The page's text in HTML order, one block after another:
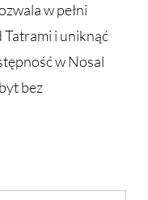
w pełni
i uniknąć
w Nosal
bez